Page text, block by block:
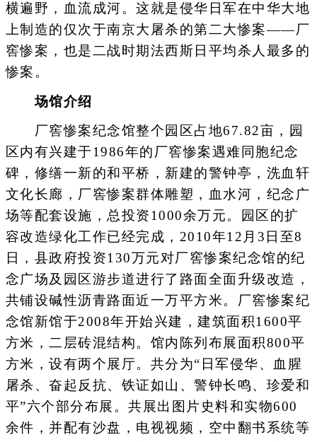
横遍野，血流成河。这就是侵华日军在中华大地
上制造的仅次于南京大屠杀的第二大惨案——厂
窖惨案，也是二战时期法西斯日平均杀人最多的
惨案。
场馆介绍
厂窖惨案纪念馆整个园区占地67.82亩，园
区内有兴建于1986年的厂窖惨案遇难同胞纪念
碑，修缮一新的和平桥，新建的警钟亭，洗血轩
文化长廊，厂窖惨案群体雕塑，血水河，纪念广
场等配套设施，总投资1000余万元。园区的扩
容改造绿化工作已经完成，2010年12月3日至8
日，县政府投资130万元对厂窖惨案纪念馆的纪
念广场及园区游步道进行了路面全面升级改造，
共铺设碱性沥青路面近一万平方米。厂窖惨案纪
念馆新馆于2008年开始兴建，建筑面积1600平
方米，二层砖混结构。馆内陈列布展面积800平
方米，设有两个展厅。共分为“日军侵华、血腥
屠杀、奋起反抗、铁证如山、警钟长鸣、珍爱和
平”六个部分布展。共展出图片史料和实物600
余件，并配有沙盘，电视视频，空中翻书系统等